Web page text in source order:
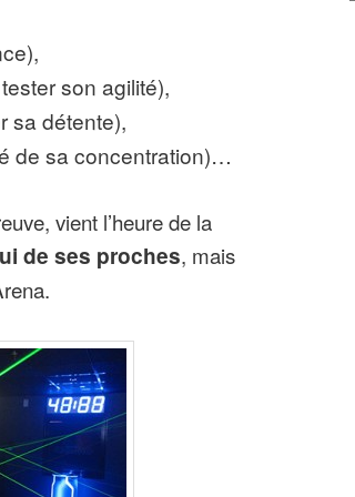
son agilité),
sa détente),
de sa concentration)…
vient l’heure de la
de ses proches, mais